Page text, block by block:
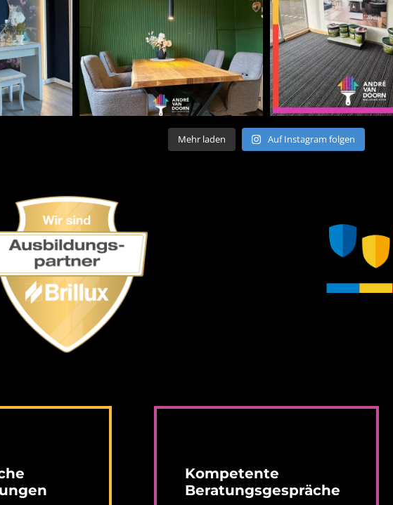
Mehr laden Auf Instagram folgen
Kompetente
Beratungsgespräche